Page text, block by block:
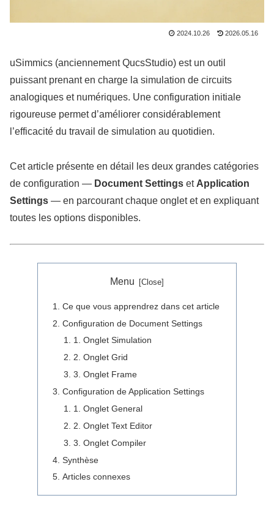
2024.10.26 2026.05.16
uSimmics (anciennement QucsStudio) est un outil
puissant prenant en charge la simulation de circuits
analogiques et numériques. Une configuration initiale
rigoureuse permet d’améliorer considérablement
l’efficacité du travail de simulation au quotidien.
Cet article présente en détail les deux grandes catégories
de configuration — Document Settings et Application
Settings — en parcourant chaque onglet et en expliquant
toutes les options disponibles.
Menu
Ce que vous apprendrez dans cet article
Configuration de Document Settings
1. Onglet Simulation
2. Onglet Grid
3. Onglet Frame
Configuration de Application Settings
1. Onglet General
2. Onglet Text Editor
3. Onglet Compiler
Synthèse
Articles connexes